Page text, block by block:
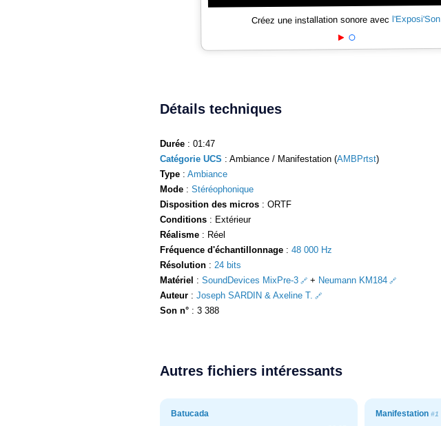
Créez une installation sonore avecl'Exposi'Son
Détails techniques
Durée : 01:47
Catégorie UCS : Ambiance / Manifestation (AMBPrtst)
Type : Ambiance
Mode : Stéréophonique
Disposition des micros : ORTF
Conditions : Extérieur
Réalisme : Réel
Fréquence d'échantillonnage : 48 000 Hz
Résolution : 24 bits
Matériel : SoundDevices MixPre-3 + Neumann KM184
Auteur : Joseph SARDIN & Axeline T.
Son n° : 3 388
Autres fichiers intéressants
Batucada Manifestation #1